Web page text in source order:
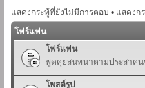
แสดงกระทู้ที่ยังไม่มีการตอบ • แสดงก
โฟร์แฟน
โฟร์แฟน
พูดคุยสนทนาตามประสาค
โพสต์รูป